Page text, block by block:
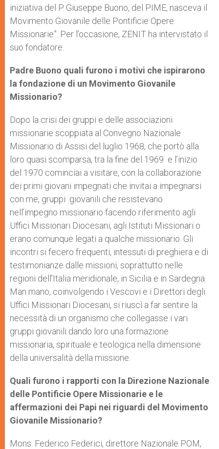
iniziativa del P. Giuseppe Buono, del PIME, nasceva il
Movimento Giovanile delle Pontificie Opere
Missionarie”. Per l’occasione, ZENIT ha intervistato il
suo fondatore.
Padre Buono quali furono i motivi che ispirarono
la fondazione di un Movimento Giovanile
Missionario?
Dopo la crisi dei gruppi e delle associazioni
missionarie scoppiata al Convegno Nazionale
Missionario di Assisi del luglio 1968, che portò alla
loro quasi scomparsa, tra la fine del 1969 e l’inizio
del 1970 cominciai a visitare, con la collaborazione
dei primi giovani impegnati che invitai a impegnarsi
con me, gruppi giovanili che resistevano
nell’impegno missionario facendo riferimento agli
Uffici Missionari Diocesani, agli Istituti Missionari o
erano comunque legati a qualche missionario. Gli
incontri si fecero frequenti, intessuti di preghiera e di
testimonianze dalle missioni, soprattutto nelle
regioni dell’Italia meridionale, in Sicilia e in Sardegna.
Man mano, coinvolgendo i Vescovi e i Direttori degli
Uffici Missionari Diocesani, si riuscì a far sentire la
necessità di un organismo che collegasse i vari
gruppi giovanili dando loro una formazione
missionaria, spirituale e teologica nella dimensione
della universalità della missione.
Quali furono i rapporti con la Direzione Nazionale
delle Pontificie Opere Missionarie e le
affermazioni dei Papi nei riguardi del Movimento
Giovanile Missionario?
Mons. Federico Federici, direttore Nazionale POM,